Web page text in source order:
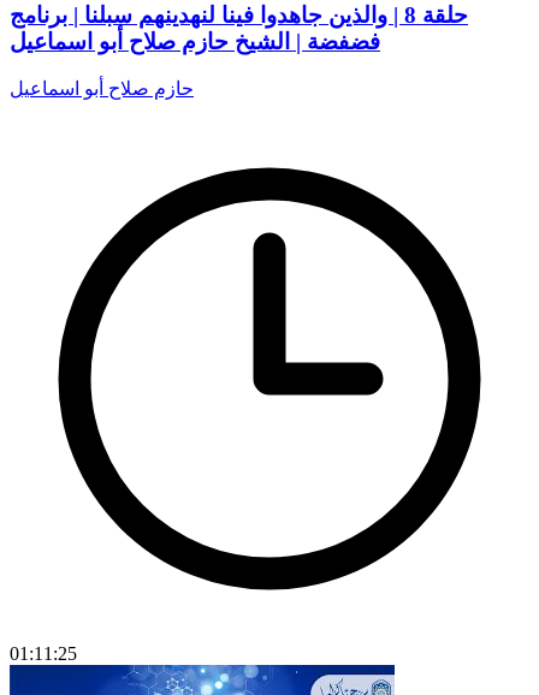
حلقة 8 | والذين جاهدوا فينا لنهدينهم سبلنا | برنامج
فضفضة | الشيخ حازم صلاح أبو اسماعيل
حازم صلاح أبو اسماعيل
01:11:25